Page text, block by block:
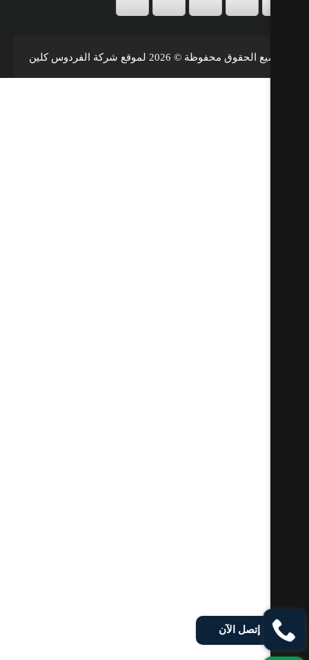
محفوظة © 2026 لموقع شركة الفردوس كلين
إتصل الآن